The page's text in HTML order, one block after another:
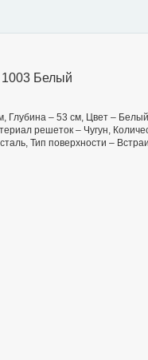
1003 Белый
– 53 см, Цвет –
решеток – Чугун,
Тип поверхности –